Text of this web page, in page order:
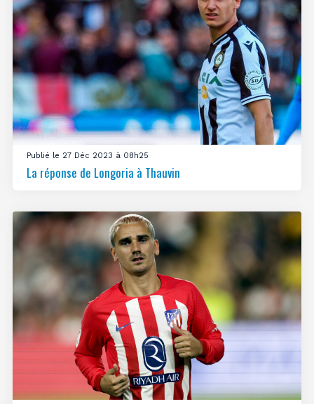
Publié le 27 Déc 2023 à 08h25
La réponse de Longoria à Thauvin